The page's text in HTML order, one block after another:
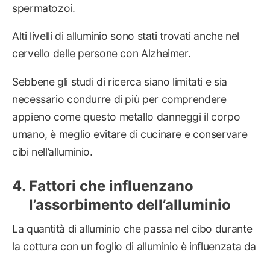
spermatozoi.
Alti livelli di alluminio sono stati trovati anche nel
cervello delle persone con Alzheimer.
Sebbene gli studi di ricerca siano limitati e sia
necessario condurre di più per comprendere
appieno come questo metallo danneggi il corpo
umano, è meglio evitare di cucinare e conservare
cibi nell’alluminio.
Fattori che influenzano
l’assorbimento dell’alluminio
La quantità di alluminio che passa nel cibo durante
la cottura con un foglio di alluminio è influenzata da